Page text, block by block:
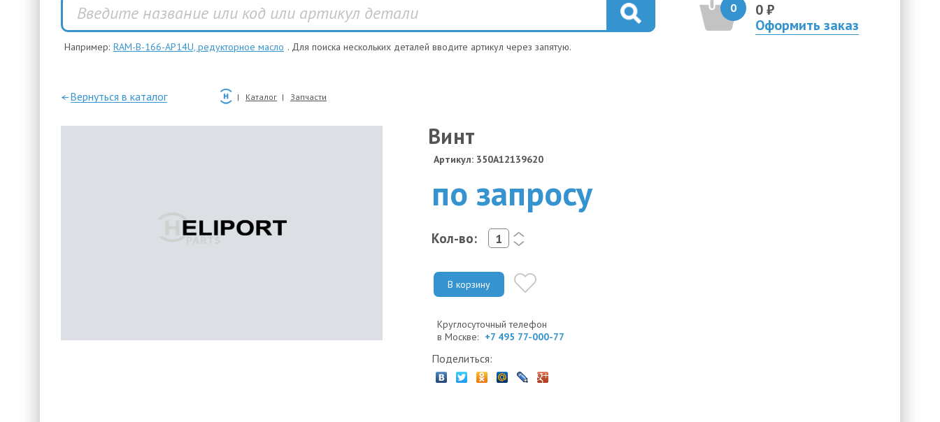
0
0 ₽
Оформить заказ
Например: RAM-B-166-AP14U, редукторное масло . Для поиска нескольких деталей вводите артикул через запятую.
—Вернуться в каталог Каталог Запчасти
Винт
Артикул: 350A12139620
по запросу
Кол-во:
<
>
В корзину
Круглосуточный телефон
в Москве: +7 495 77-000-77
Поделиться: